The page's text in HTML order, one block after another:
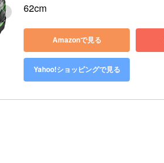
62cm
Amazonで見る
Yahoo!ショッピングで見る